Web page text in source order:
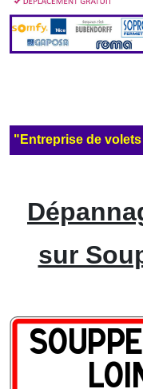
"Entreprise de
sur